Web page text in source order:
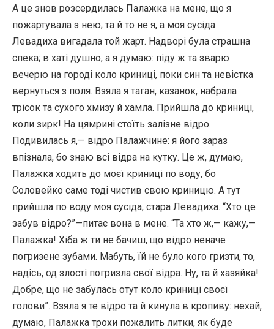
А це знов розсердилась Палажка на мене, що я
пожартувала з нею; та й то не я, а моя сусіда
Левадиха вигадала той жарт. Надворі була страшна
спека; в хаті душно, а я думаю: піду ж та зварю
вечерю на городі коло криниці, поки син та невістка
вернуться з поля. Взяла я таган, казанок, набрала
трісок та сухого хмизу й хамла. Прийшла до криниці,
коли зирк! На цямрині стоїть залізне відро.
Подивилась я,— відро Палажчине: я його зараз
впізнала, бо знаю всі відра на кутку. Це ж, думаю,
Палажка ходить до моєї криниці по воду, бо
Соловейко саме тоді чистив свою криницю. А тут
прийшла по воду моя сусіда, стара Левадиха. “Хто це
забув відро?”—питає вона в мене. “Та хто ж,— кажу,—
Палажка! Хіба ж ти не бачиш, що відро неначе
погризене зубами. Мабуть, їй не було кого гризти, то,
надісь, од злості погризла свої відра. Ну, та й хазяйка!
Добре, що не забулась отут коло криниці своєї
голови”. Взяла я те відро та й кинула в кропиву: нехай,
думаю, Палажка трохи пожалить литки, як буде